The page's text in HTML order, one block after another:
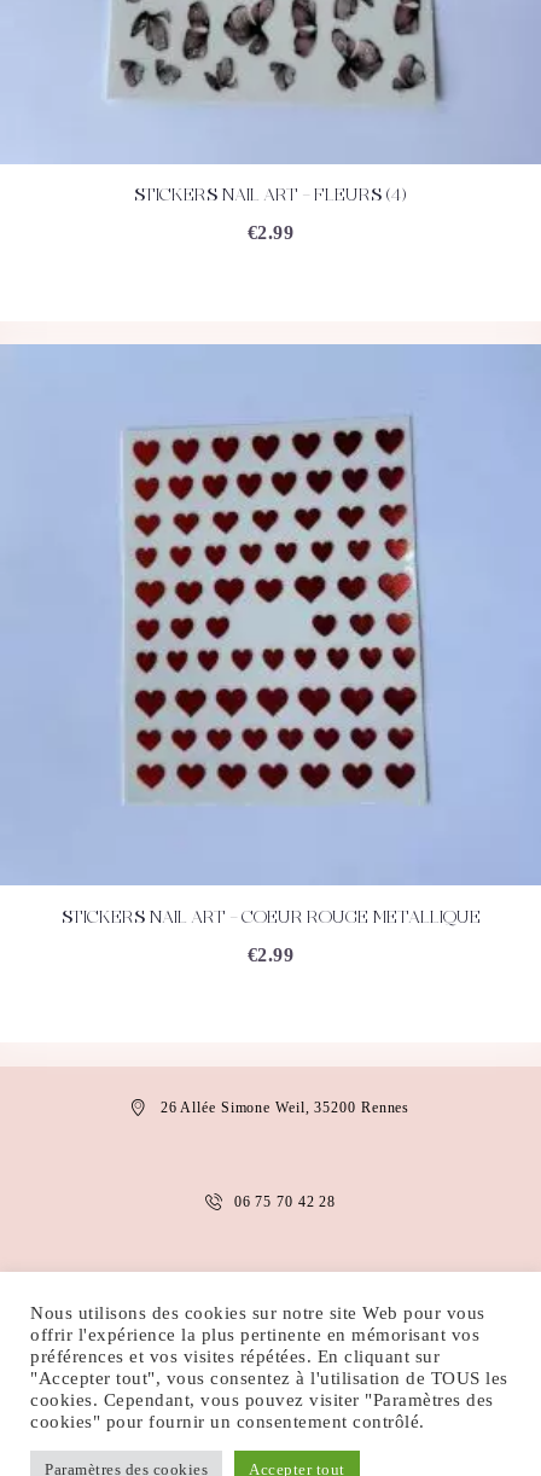
ACHETEZ DÉTAILS
STICKERS NAIL ART – FLEURS (4)
€2.99
ACHETEZ DÉTAILS
STICKERS NAIL ART – COEUR ROUGE METALLIQUE
€2.99
26 Allée Simone Weil, 35200 Rennes
06 75 70 42 28
MENTIONS LÉGALES CONDITIONS D’UTILISATION
POLITIQUE DE COOKIES POLITIQUE DE CONFIDENTIALITÉ
Nous utilisons des cookies sur notre site Web pour vous
offrir l'expérience la plus pertinente en mémorisant vos
préférences et vos visites répétées. En cliquant sur
"Accepter tout", vous consentez à l'utilisation de TOUS les
cookies. Cependant, vous pouvez visiter "Paramètres des
cookies" pour fournir un consentement contrôlé.
Paramètres des cookies Accepter tout